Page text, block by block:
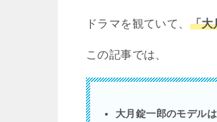
ドラマを観ていて、 「大
この記事では、
大月錠一郎のモデル